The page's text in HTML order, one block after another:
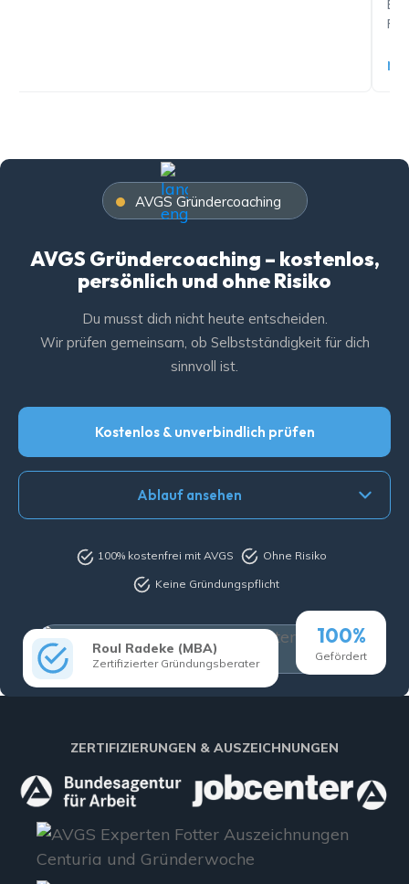
Entscheidungen
AVGS Gründercoaching
AVGS Gründercoaching – kostenlos,
persönlich und ohne Risiko
Du musst dich nicht heute entscheiden.
Wir prüfen gemeinsam, ob Selbstständigkeit für dich
sinnvoll ist.
Kostenlos & unverbindlich prüfen
Ablauf ansehen
Keine Gründungspflicht
Ohne Risiko
100% kostenfrei mit AVGS
100%
Gefördert
Roul Radeke (MBA)
Zertifizierter Gründungsberater
ZERTIFIZIERUNGEN & AUSZEICHNUNGEN